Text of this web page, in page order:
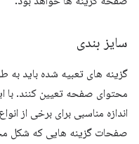
سایز بندی
گزینه های تعبیه شده باید به
محتوای صفحه تعیین کنند. با
اندازه مناسبی برای برخی از
صفحات گزینه هایی که شکل